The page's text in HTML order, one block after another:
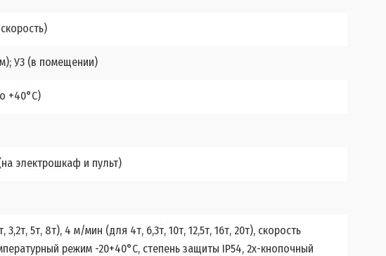
У3 (в помещении)
+40°С)
электрошкаф и пульт)
5т, 8т), 4 м/мин (для 4т, 6,3т, 10т, 12,5т, 16т, 20т), скорость
режим -20+40°С, степень защиты IP54, 2х-кнопочный